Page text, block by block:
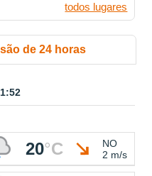
todos lugares
de 24 horas
20°C
NO
2 m/s